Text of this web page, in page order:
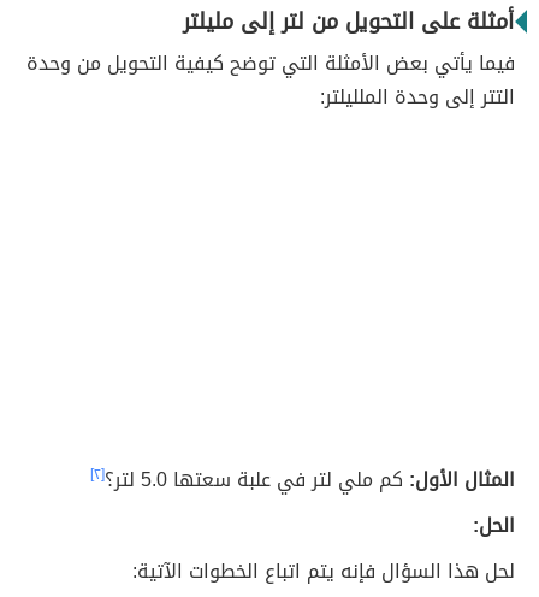
أمثلة على التحويل من لتر إلى مليلتر
فيما يأتي بعض الأمثلة التي توضح كيفية التحويل من وحدة
التتر إلى وحدة الملليلتر:
المثال الأول: كم ملي لتر في علبة سعتها 5.0 لتر؟ [٢]
الحل:
لحل هذا السؤال فإنه يتم اتباع الخطوات الآتية: